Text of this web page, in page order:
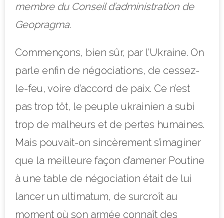
membre du Conseil d’administration de
Geopragma.
Commençons, bien sûr, par l’Ukraine. On
parle enfin de négociations, de cessez-
le-feu, voire d’accord de paix. Ce n’est
pas trop tôt, le peuple ukrainien a subi
trop de malheurs et de pertes humaines.
Mais pouvait-on sincèrement s’imaginer
que la meilleure façon d’amener Poutine
à une table de négociation était de lui
lancer un ultimatum, de surcroît au
moment où son armée connaît des